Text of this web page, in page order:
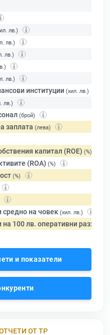
лв.)
лв.)
лв.)
лв.)
институции (хил. лв.)
лв.)
(брой)
заплата (лева)
капитал (ROE) (%)
(ROA) (%)
(%)
средно на човек (хил. лв.)
100 лв. оперативни разходи
и показатели
ОТ ТР